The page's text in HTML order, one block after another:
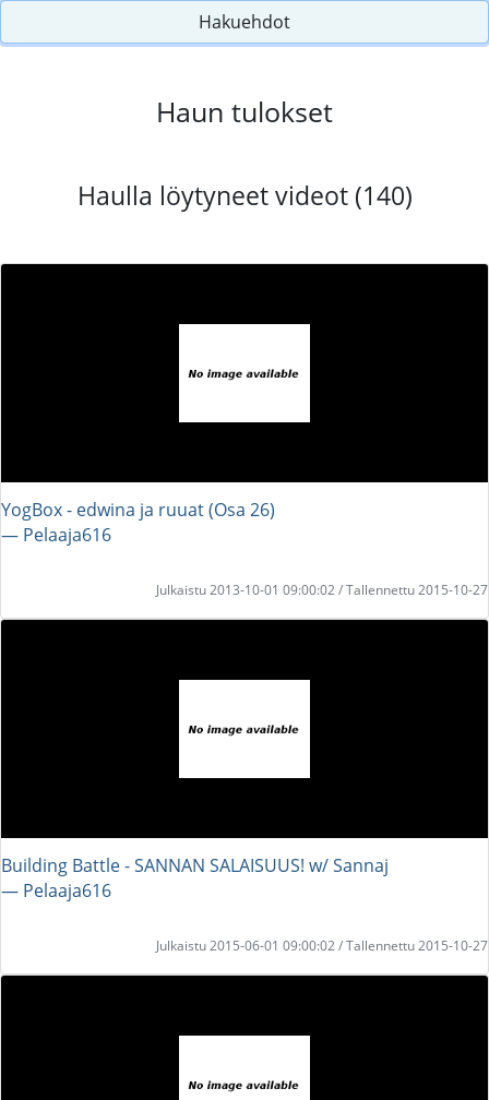
Hakuehdot
Haun tulokset
Haulla löytyneet videot (140)
YogBox - edwina ja ruuat (Osa 26)
― Pelaaja616
Julkaistu 2013-10-01 09:00:02 / Tallennettu 2015-10-27
Building Battle - SANNAN SALAISUUS! w/ Sannaj
― Pelaaja616
Julkaistu 2015-06-01 09:00:02 / Tallennettu 2015-10-27